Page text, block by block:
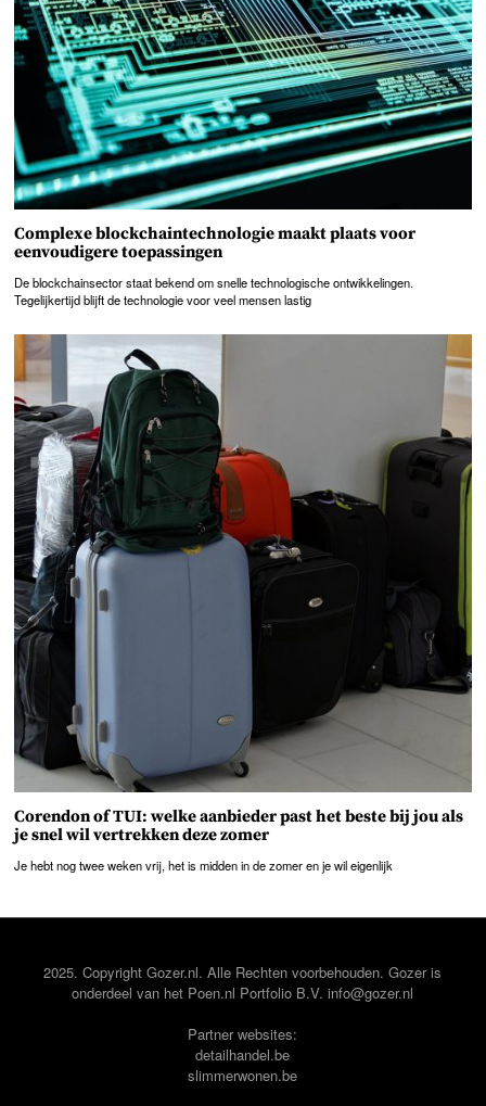
Complexe blockchaintechnologie maakt plaats voor
eenvoudigere toepassingen
De blockchainsector staat bekend om snelle technologische ontwikkelingen.
Tegelijkertijd blijft de technologie voor veel mensen lastig
Corendon of TUI: welke aanbieder past het beste bij jou als
je snel wil vertrekken deze zomer
Je hebt nog twee weken vrij, het is midden in de zomer en je wil eigenlijk
2025. Copyright Gozer.nl. Alle Rechten voorbehouden. Gozer is
onderdeel van het Poen.nl Portfolio B.V. info@gozer.nl
Partner websites:
detailhandel.be
slimmerwonen.be